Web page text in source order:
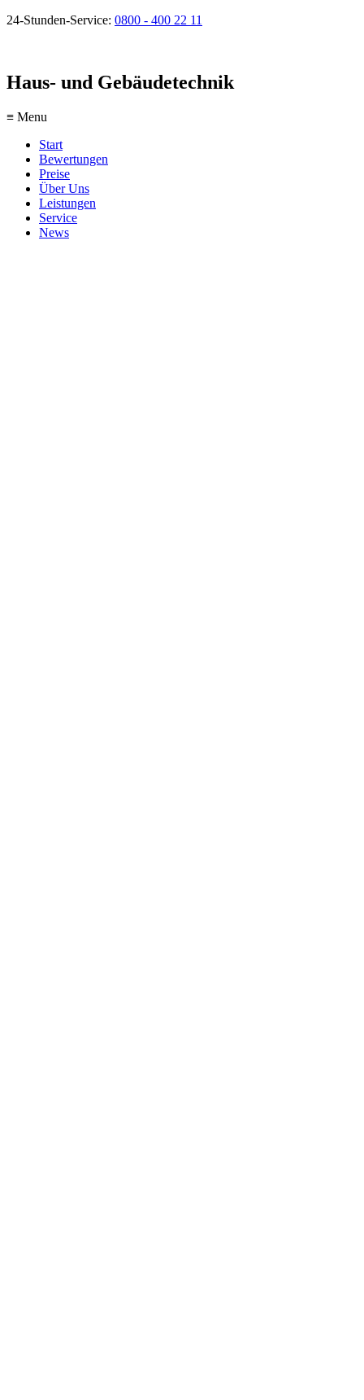
24-Stunden-Service: 0800 - 400 22 11
Haus- und Gebäudetechnik
≡ Menu
Start
Bewertungen
Preise
Über Uns
Leistungen
Service
News